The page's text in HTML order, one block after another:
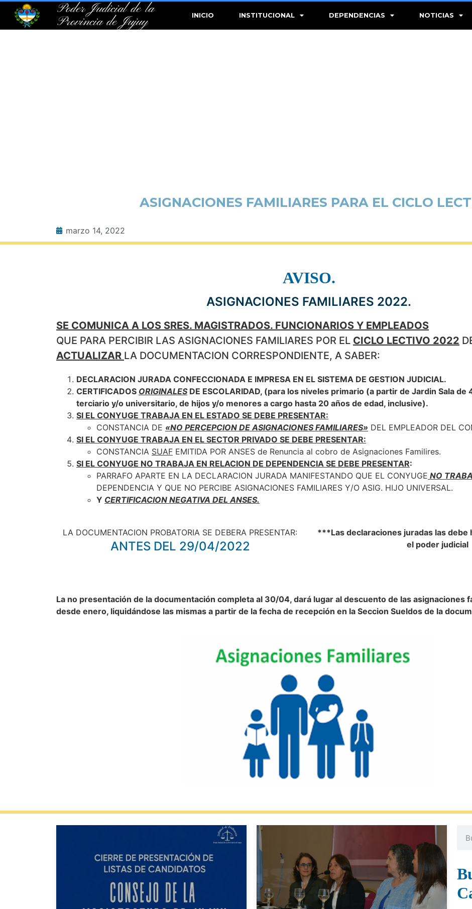
Poder Judicial de la
Provincia de Jujuy
INICIO INSTITUCIONAL DEPENDENCIAS NOTICIAS
ASIGNACIONES FAMILIARES PARA EL CICLO
marzo 14, 2022
AVISO.
ASIGNACIONES FAMILIARES 2022.
SE COMUNICA A LOS SRES. MAGISTRADOS. FUNCIONARIOS Y EMPLEADOS
QUE PARA PERCIBIR LAS ASIGNACIONES FAMILIARES POR EL CICLO LECTIVO 2022
ACTUALIZAR LA DOCUMENTACION CORRESPONDIENTE, A SABER:
DECLARACION JURADA CONFECCIONADA E IMPRESA EN EL SISTEMA DE GESTION JUDICIAL.
CERTIFICADOS ORIGINALESDE ESCOLARIDAD, (para los niveles primario (a partir de Jardin Sala de
terciario y/o universitario, de hijos y/o menores a cargo hasta 20 años de edad, inclusive).
SI EL CONYUGE TRABAJA EN EL ESTADO SE DEBE PRESENTAR:
CONSTANCIA DE «NO PERCEPCION DE ASIGNACIONES FAMILIARES» DEL EMPLEADOR DEL
SI EL CONYUGE TRABAJA EN EL SECTOR PRIVADO SE DEBE PRESENTAR:
CONSTANCIA SUAF EMITIDA POR ANSES de Renuncia al cobro de Asignaciones Familires.
SI EL CONYUGE NO TRABAJA EN RELACION DE DEPENDENCIA SE DEBE PRESENTAR:
PARRAFO APARTE EN LA DECLARACION JURADA MANIFESTANDO QUE EL CONYUGE NO
DEPENDENCIA Y QUE NO PERCIBE ASIGNACIONES FAMILIARES Y/O ASIG. HIJO UNIVERSAL.
Y CERTIFICACION NEGATIVA DEL ANSES.
LA DOCUMENTACION PROBATORIA SE DEBERA PRESENTAR:
ANTES DEL 29/04/2022
***Las declaraciones juradas las debe
el poder judicial
La no presentación de la documentación completa al 30/04, dará lugar al descuento de las asignaciones
desde enero, liquidándose las mismas a partir de la fecha de recepción en la Seccion Sueldos de la